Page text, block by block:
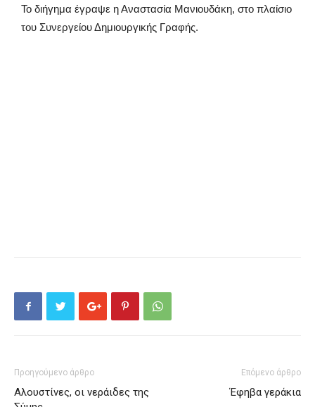
Το διήγημα έγραψε η Αναστασία Μανιουδάκη, στο πλαίσιο
του Συνεργείου Δημιουργικής Γραφής.
Προηγούμενο άρθρο
Αλουστίνες, οι νεράιδες της
Επόμενο άρθρο
Έφηβα γεράκια